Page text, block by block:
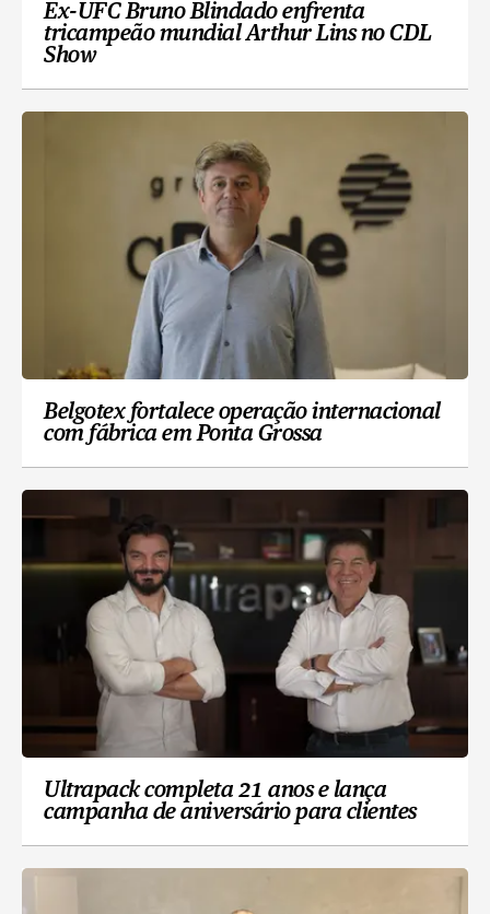
Ex-UFC Bruno Blindado enfrenta
tricampeão mundial Arthur Lins no CDL
Show
Belgotex fortalece operação internacional
com fábrica em Ponta Grossa
Ultrapack completa 21 anos e lança
campanha de aniversário para clientes